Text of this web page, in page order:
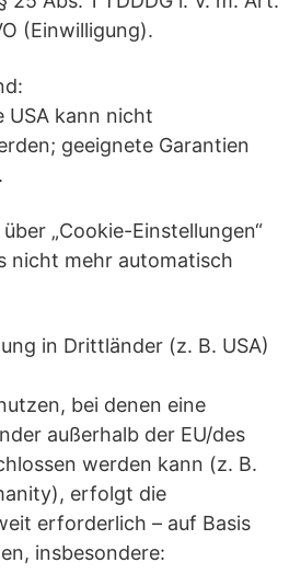
(Einwilligung).
USA kann nicht
geeignete Garantien
„Cookie-Einstellungen“
nicht mehr automatisch
in Drittländer (z. B. USA)
bei denen eine
außerhalb der EU/des
werden kann (z. B.
erfolgt die
erforderlich – auf Basis
insbesondere: